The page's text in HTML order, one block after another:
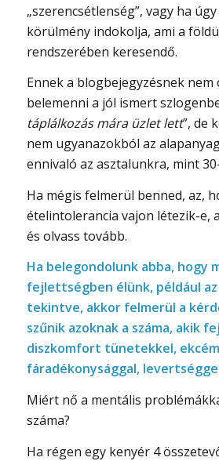
„szerencsétlenség”, vagy ha
körülmény indokolja, ami a
rendszerében keresendő.
Ennek a blogbejegyzésnek nem
belemenni a jól ismert
táplálkozás mára üzlet lett”, de
nem ugyanazokból az
ennivaló az asztalunkra, mint
Ha mégis felmerül benned, az,
ételintolerancia vajon létezik-e,
és olvass tovább.
Ha belegondolunk abba, hogy
fejlettségben élünk, például
tekintve, akkor felmerül a
szűnik azoknak a száma, akik
diszkomfort tünetekkel,
fáradékonysággal,
Miért nő a mentális
száma?
Ha régen egy kenyér 4